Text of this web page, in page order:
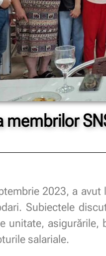
membrilor
2023, a
Subiectele
unitate,
salariale.